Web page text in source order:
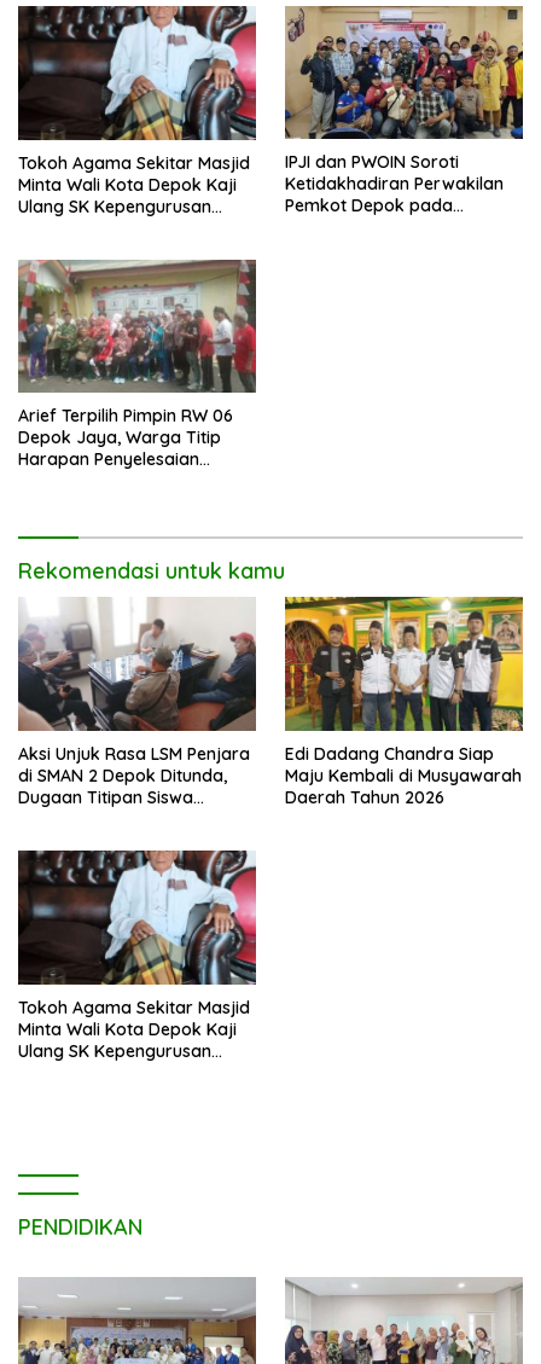
Tokoh Agama Sekitar Masjid
Minta Wali Kota Depok Kaji
Ulang SK Kepengurusan
IPJI dan PWOIN Soroti
Ketidakhadiran Perwakilan
Pemkot Depok pada
Arief Terpilih Pimpin RW 06
Depok Jaya, Warga Titip
Harapan Penyelesaian
Rekomendasi untuk kamu
Aksi Unjuk Rasa LSM Penjara
di SMAN 2 Depok Ditunda,
Dugaan Titipan Siswa
Edi Dadang Chandra Siap
Maju Kembali di Musyawarah
Daerah Tahun 2026
Tokoh Agama Sekitar Masjid
Minta Wali Kota Depok Kaji
Ulang SK Kepengurusan
PENDIDIKAN